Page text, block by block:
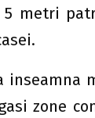
metri
zone